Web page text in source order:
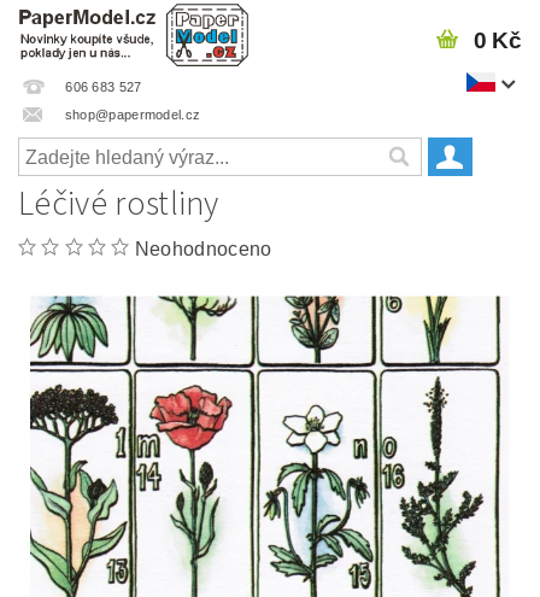
606 683 527
shop@papermodel.cz
0 Kč
Léčivé rostliny
Neohodnoceno